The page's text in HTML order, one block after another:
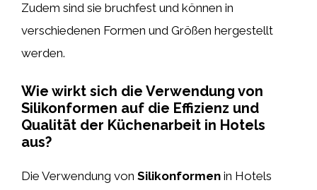
Zudem sind sie bruchfest und können in
verschiedenen Formen und Größen hergestellt
werden.
Wie wirkt sich die Verwendung von
Silikonformen auf die Effizienz und
Qualität der Küchenarbeit in Hotels
aus?
Die Verwendung von Silikonformen in Hotels